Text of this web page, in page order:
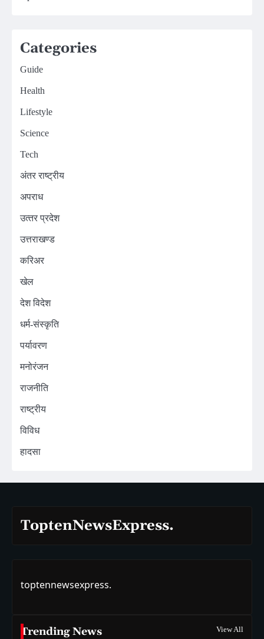
Categories
Guide
Health
Lifestyle
Science
Tech
अंतर राष्ट्रीय
अपराध
उत्‍तर प्रदेश
उत्तराखण्ड
करिअर
खेल
देश विदेश
धर्म-संस्कृति
पर्यावरण
मनोरंजन
राजनीति
राष्ट्रीय
विविध
हादसा
ToptenNewsExpress.
toptennewsexpress.
Trending News View All